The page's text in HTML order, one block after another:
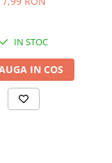
IN STOC
IN COS